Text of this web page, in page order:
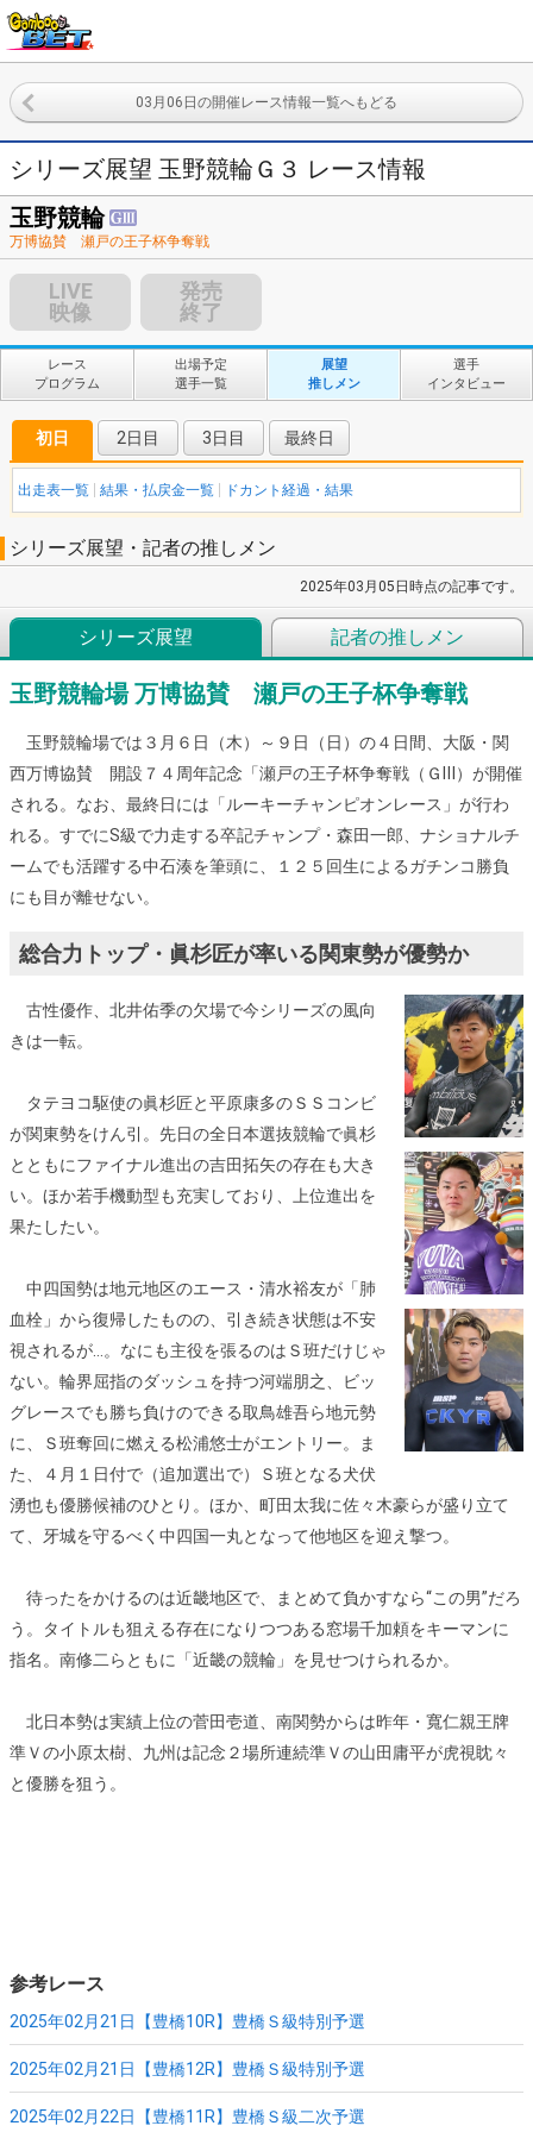
03月06日の開催レース情報一覧へもどる
シリーズ展望 玉野競輪Ｇ３ レース情報
玉野競輪
万博協賛 瀬戸の王子杯争奪戦
LIVE
映像
発売
終了
レース
プログラム
出場予定
選手一覧
展望
推しメン
選手
インタビュー
初日
出走表一覧 結果・払戻金一覧 ドカント経過・結果
2日目 3日目 最終日
シリーズ展望・記者の推しメン
2025年03月05日時点の記事です。
シリーズ展望 記者の推しメン
玉野競輪場 万博協賛 瀬戸の王子杯争奪戦
玉野競輪場では３月６日（木）～９日（日）の４日間、大阪・関
西万博協賛 開設７４周年記念「瀬戸の王子杯争奪戦（ＧⅢ）が開催
される。なお、最終日には「ルーキーチャンピオンレース」が行わ
れる。すでにS級で力走する卒記チャンプ・森田一郎、ナショナルチ
ームでも活躍する中石湊を筆頭に、１２５回生によるガチンコ勝負
にも目が離せない。
総合力トップ・眞杉匠が率いる関東勢が優勢か
古性優作、北井佑季の欠場で今シリーズの風向
きは一転。
タテヨコ駆使の眞杉匠と平原康多のＳＳコンビ
が関東勢をけん引。先日の全日本選抜競輪で眞杉
とともにファイナル進出の吉田拓矢の存在も大き
い。ほか若手機動型も充実しており、上位進出を
果たしたい。
中四国勢は地元地区のエース・清水裕友が「肺
血栓」から復帰したものの、引き続き状態は不安
視されるが…。なにも主役を張るのはＳ班だけじゃ
ない。輪界屈指のダッシュを持つ河端朋之、ビッ
グレースでも勝ち負けのできる取鳥雄吾ら地元勢
に、Ｓ班奪回に燃える松浦悠士がエントリー。ま
た、４月１日付で（追加選出で）Ｓ班となる犬伏
湧也も優勝候補のひとり。ほか、町田太我に佐々木豪らが盛り立て
て、牙城を守るべく中四国一丸となって他地区を迎え撃つ。
待ったをかけるのは近畿地区で、まとめて負かすなら“この男”だろ
う。タイトルも狙える存在になりつつある窓場千加頼をキーマンに
指名。南修二らともに「近畿の競輪」を見せつけられるか。
北日本勢は実績上位の菅田壱道、南関勢からは昨年・寬仁親王牌
準Ｖの小原太樹、九州は記念２場所連続準Ｖの山田庸平が虎視眈々
と優勝を狙う。
参考レース
2025年02月21日【豊橋10R】 豊橋Ｓ級特別予選
2025年02月21日【豊橋12R】 豊橋Ｓ級特別予選
2025年02月22日【豊橋11R】 豊橋Ｓ級二次予選